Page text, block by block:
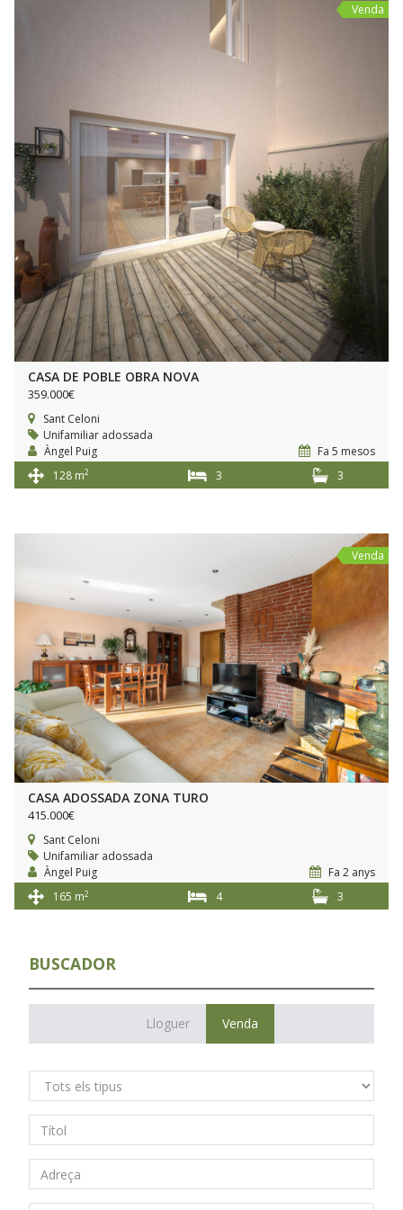
Venda
CASA DE POBLE OBRA NOVA
359.000€
Sant Celoni
Unifamiliar adossada
Àngel Puig
Fa 5 mesos
128 m2 3 3
Venda
CASA ADOSSADA ZONA TURO
415.000€
Sant Celoni
Unifamiliar adossada
Àngel Puig
Fa 2 anys
165 m2 4 3
BUSCADOR
Lloguer Venda